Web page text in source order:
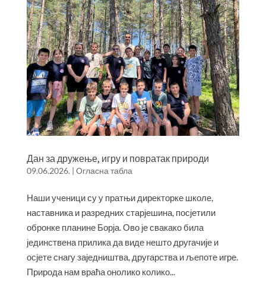
Дан за дружење, игру и повратак природи
09.06.2026. | Огласна табла
Наши ученици су у пратњи директорке школе,
наставника и разредних старјешина, посјетили
обронке планине Борја. Ово је свакако била
јединствена прилика да виде нешто другачије и
осјете снагу заједништва, другарства и љепоте игре.
Природа нам враћа онолико колико...